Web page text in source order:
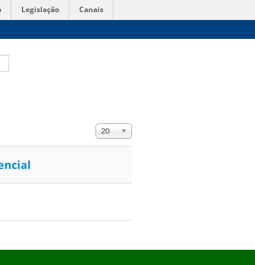
Legislação Canais
Exibir #
20